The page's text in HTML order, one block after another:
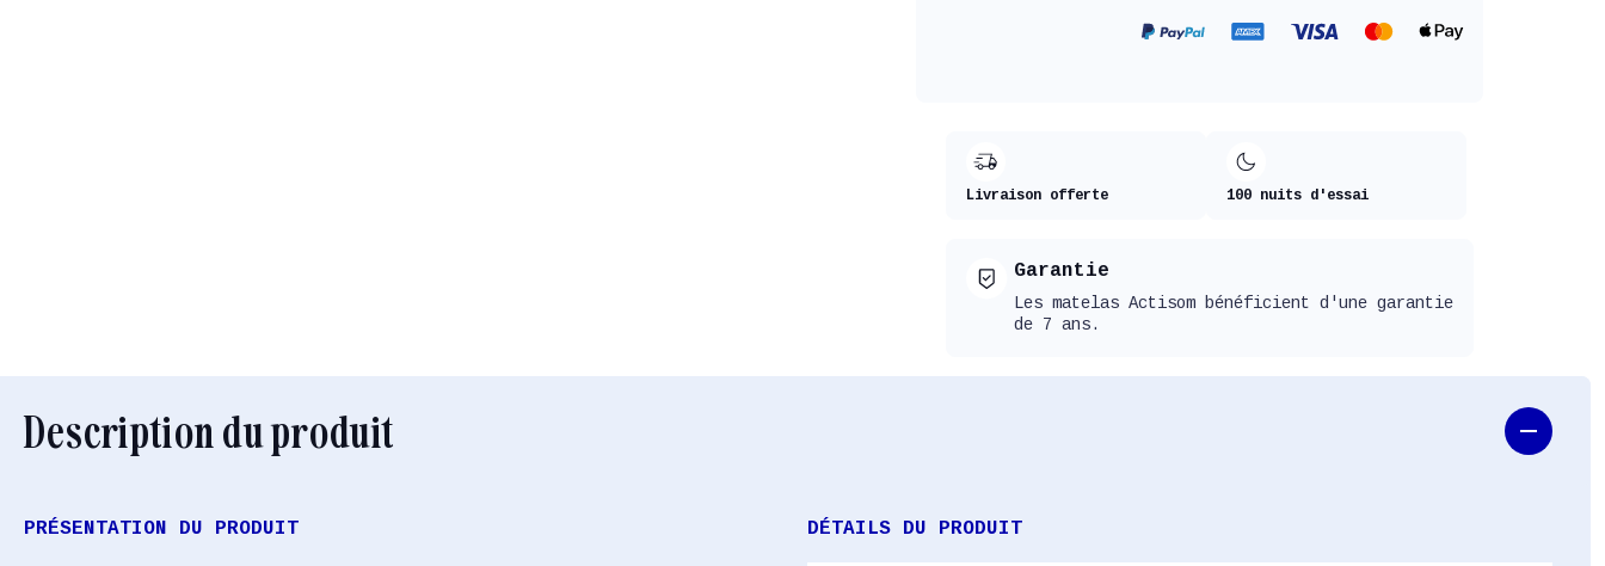
Livraison offerte 100 nuits d'essai
Garantie
Les matelas Actisom bénéficient d'une garantie
de 7 ans.
Description du produit
PRÉSENTATION DU PRODUIT DÉTAILS DU PRODUIT